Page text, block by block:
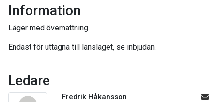
Information
Läger med övernattning.
Endast för uttagna till länslaget, se inbjudan.
Ledare
Fredrik Håkansson